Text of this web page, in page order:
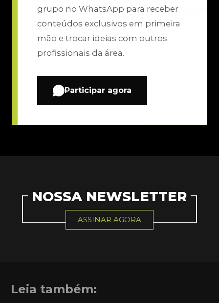
grupo no WhatsApp para receber
conteúdos exclusivos em primeira
mão e trocar ideias com outros
profissionais da área.
Participar agora
NOSSA NEWSLETTER
ASSINAR AGORA
Leia também: